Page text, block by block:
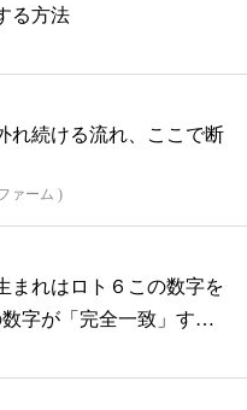
る方法
れ続ける流れ、ここで断
ァーム )
まれはロト６この数字を
字が「完全一致」する